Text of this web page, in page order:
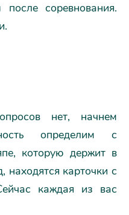
соревнования.
нет, начнем
определим с
которую держит в
находятся карточки с
каждая из вас